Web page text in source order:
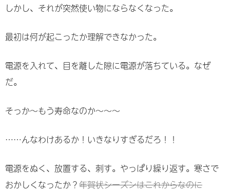
しかし、それが突然使い物にならなくなった。
最初は何が起こったか理解できなかった。
電源を入れて、目を離した隙に電源が落ちている。なぜ
だ。
そっか〜もう寿命なのか〜〜〜
……んなわけあるか！いきなりすぎるだろ！！
電源をぬく、放置する、刺す。やっぱり繰り返す。寒さで
おかしくなったか？年賀状シーズンはこれからなのに